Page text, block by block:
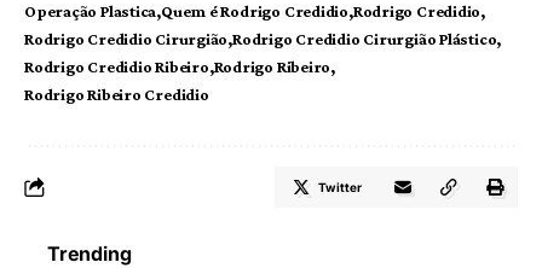
Operação Plastica Quem é Rodrigo Credidio Rodrigo Credidio
Rodrigo Credidio Cirurgião Rodrigo Credidio Cirurgião Plástico
Rodrigo Credidio Ribeiro Rodrigo Ribeiro
Rodrigo Ribeiro Credidio
Twitter
Trending